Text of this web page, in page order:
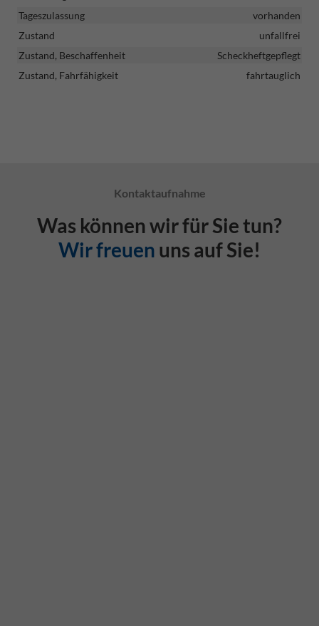
Tageszulassung
vorhanden
Zustand
unfallfrei
Zustand, Beschaffenheit
Scheckheftgepflegt
Zustand, Fahrfähigkeit
fahrtauglich
Kontaktaufnahme
Was können wir für Sie tun?
Wir freuen uns auf Sie!